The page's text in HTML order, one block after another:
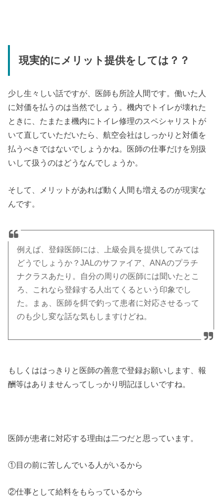
現実的にメリット提供をしては？？
少し生々しい話ですが、医師も所詮人間です。働いた人
に対価を払うのは当然でしょう。機内でトイレが壊れた
ときに、たまたま機内にトイレ修理のスペシャリストが
いて直していただいたら、航空会社はしっかりと対価を
払うべきではないでしょうかね。医師の仕事だけを別扱
いして扱うのはどうなんでしょうか。
そして、メリットがあれば動く人間も増えるのが現実な
んです。
例えば、登録医師には、上級会員を提供してみては
どうでしょうか？JALのサファイア、ANAのプラチ
ナクラスあたり。自分の周りの医師には聞いたとこ
ろ、これなら登録する人出てくるという印象でし
た。まぁ、医師を餌で釣って患者に対応させるって
のも少し変な話な気もしますけどね。
もしくははっきりと医師の善意で登録お願いします、報
酬等はありませんってしっかり明記ほしいですね。
医師が患者に対応する理由は二つだと思っています。
①目の前に苦しんでいる人がいるから
②仕事として給料をもらっているから